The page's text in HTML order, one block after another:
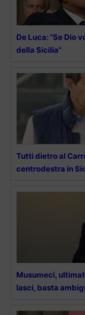
De Luca: “Se Dio
della Sicilia”
Tutti dietro al
centrodestra in
Musumeci,
lasci, basta